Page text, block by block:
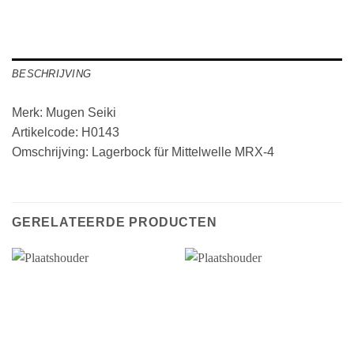
BESCHRIJVING
Merk: Mugen Seiki
Artikelcode: H0143
Omschrijving: Lagerbock für Mittelwelle MRX-4
GERELATEERDE PRODUCTEN